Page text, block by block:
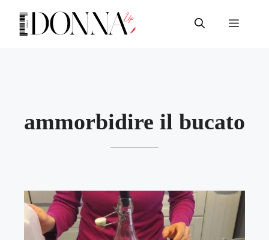
contenuto
Menu
ammorbidire il bucato